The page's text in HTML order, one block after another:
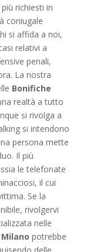
richiesti in
coniugale
si affida a noi,
relativi a
penali,
La nostra
Bonifiche
realtà a tutto
si rivolga a
si intendono
persona mette
Il più
le telefonate
il cui
Se la
rivolgervi
nelle
potrebbe